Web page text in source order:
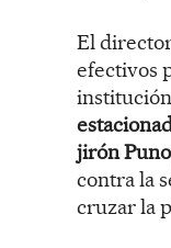
El
efectivos
jirón Puno
contra la
cruzar la